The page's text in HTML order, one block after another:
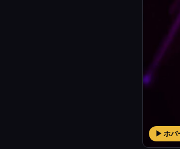
▶ ホバ